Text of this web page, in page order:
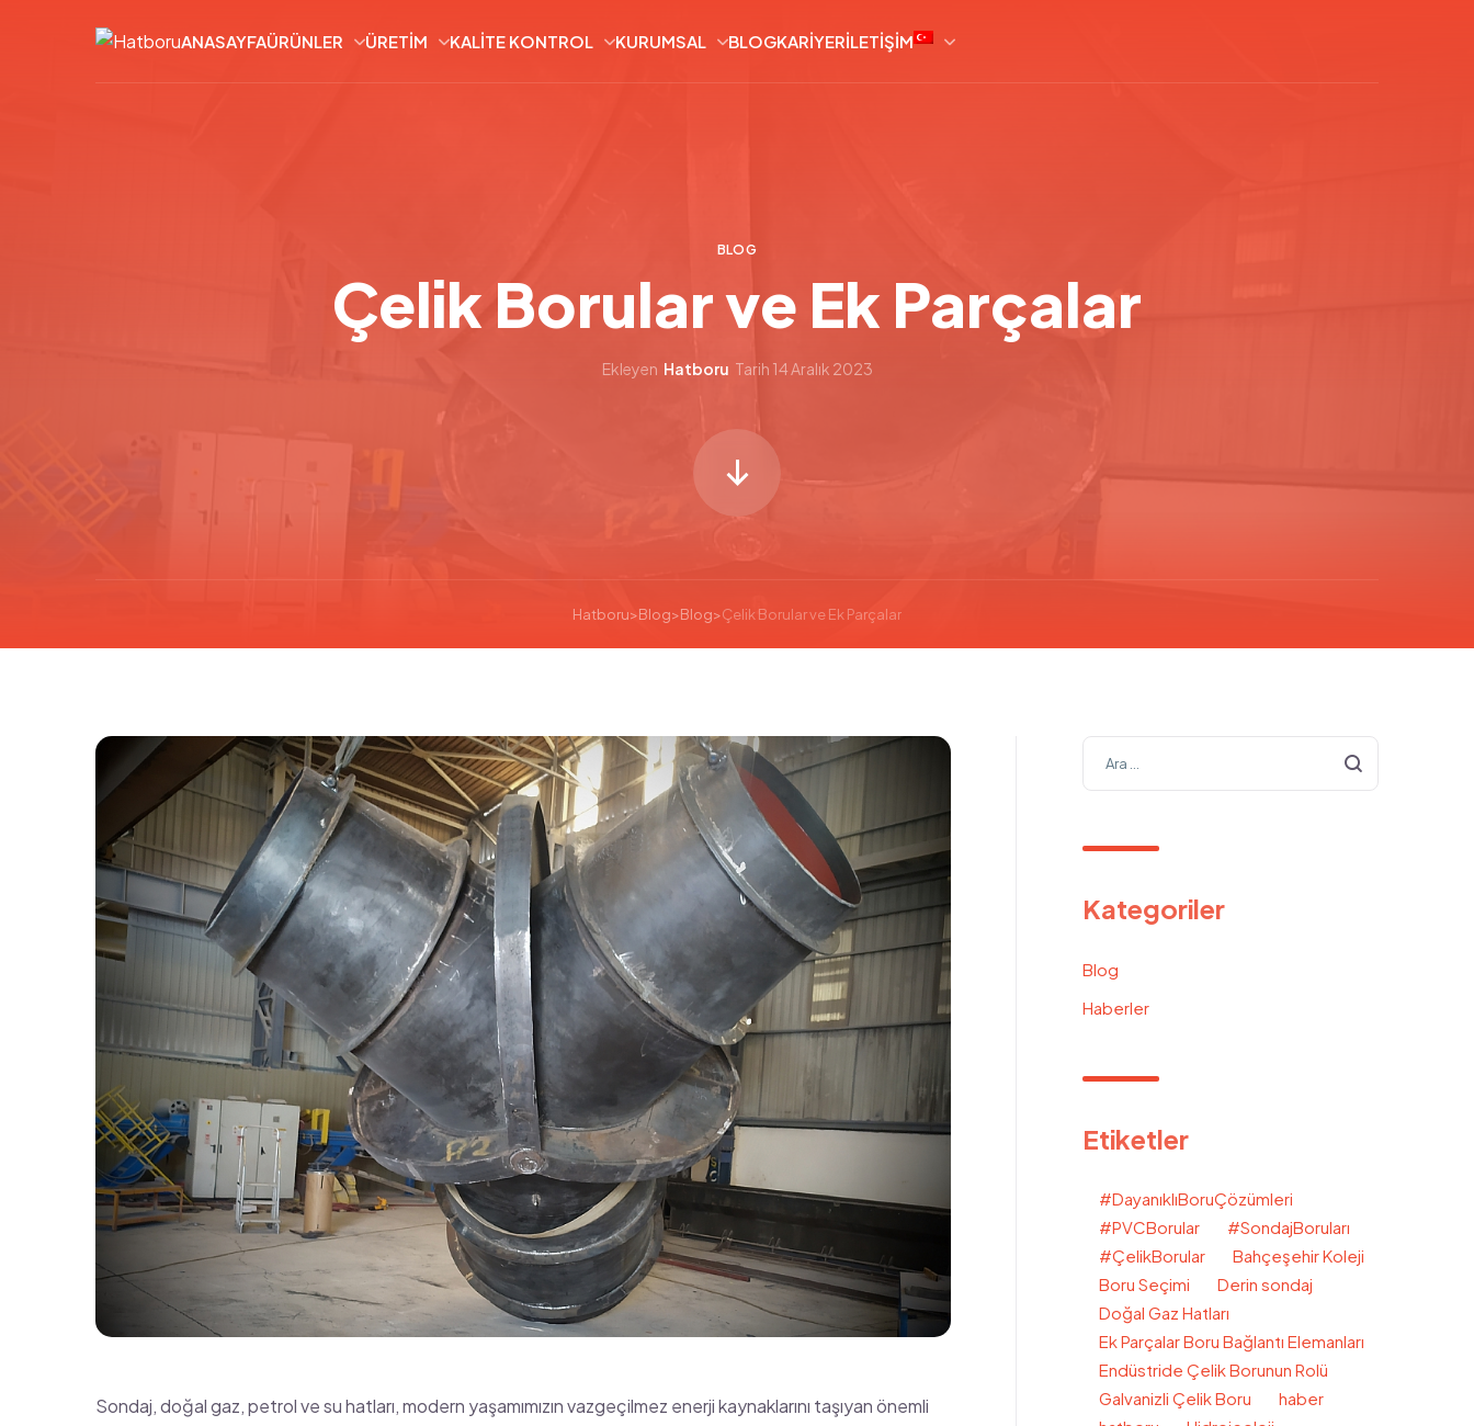
ANASAYFAÜRÜNLER ÜRETIM KALITE KONTROL KURUMSAL BLOGKARIYERİLETIŞIM
BLOG
Çelik Borular ve Ek Parçalar
Ekleyen Hatboru Tarih 14 Aralık 2023
Hatboru>Blog>Blog>Çelik Borular ve Ek Parçalar
Sondaj, doğal gaz, petrol ve su hatları, modern yaşamımızın vazgeçilmez enerji kaynaklarını taşıyan önemli
Kategoriler
Blog
Haberler
Etiketler
#DayanıklıBoruÇözümleri
#PVCBorular
#SondajBoruları
#ÇelikBorular
Bahçeşehir Koleji
Boru Seçimi
Derin sondaj
Doğal Gaz Hatları
Ek Parçalar Boru Bağlantı Elemanları
Endüstride Çelik Borunun Rolü
Galvanizli Çelik Boru
haber